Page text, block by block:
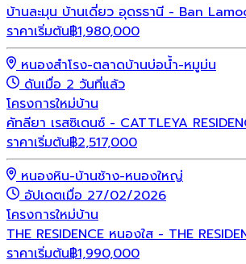
บ้านละมุน บ้านเดี่ยว อุดรธานี - Ban
ราคาเริ่มต้น฿1,980,000
หนองสำโรง-ตลาดบ้านบ่อน้ำ-หมูม่น
ดันเมื่อ 2 วันที่แล้ว
โครงการใหม่บ้าน
คัทลียา เรสซิเดนซ์ - CATTLEYA
ราคาเริ่มต้น฿2,517,000
หนองหิน-บ้านช้าง-หนองใหญ่
อัปเดตเมื่อ 27/02/2026
โครงการใหม่บ้าน
THE RESIDENCE หนองใส - THE
ราคาเริ่มต้น฿1,990,000